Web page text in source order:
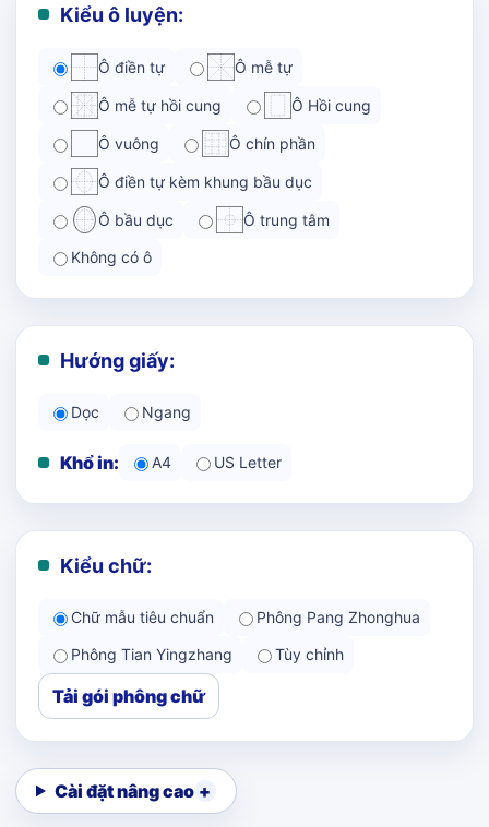
Kiểu ô luyện:
Ô điền tự Ô mễ tự
Ô mễ tự hồi cung Ô Hồi cung
Ô vuông Ô chín phần
Ô điền tự kèm khung bầu dục
Ô bầu dục Ô trung tâm
Không có ô
Hướng giấy:
Dọc Ngang
Khổ in: A4 US Letter
Kiểu chữ:
Chữ mẫu tiêu chuẩn
Phông Pang Zhonghua
Phông Tian Yingzhang
Tùy chỉnh
Tải gói phông chữ
Cài đặt nâng cao